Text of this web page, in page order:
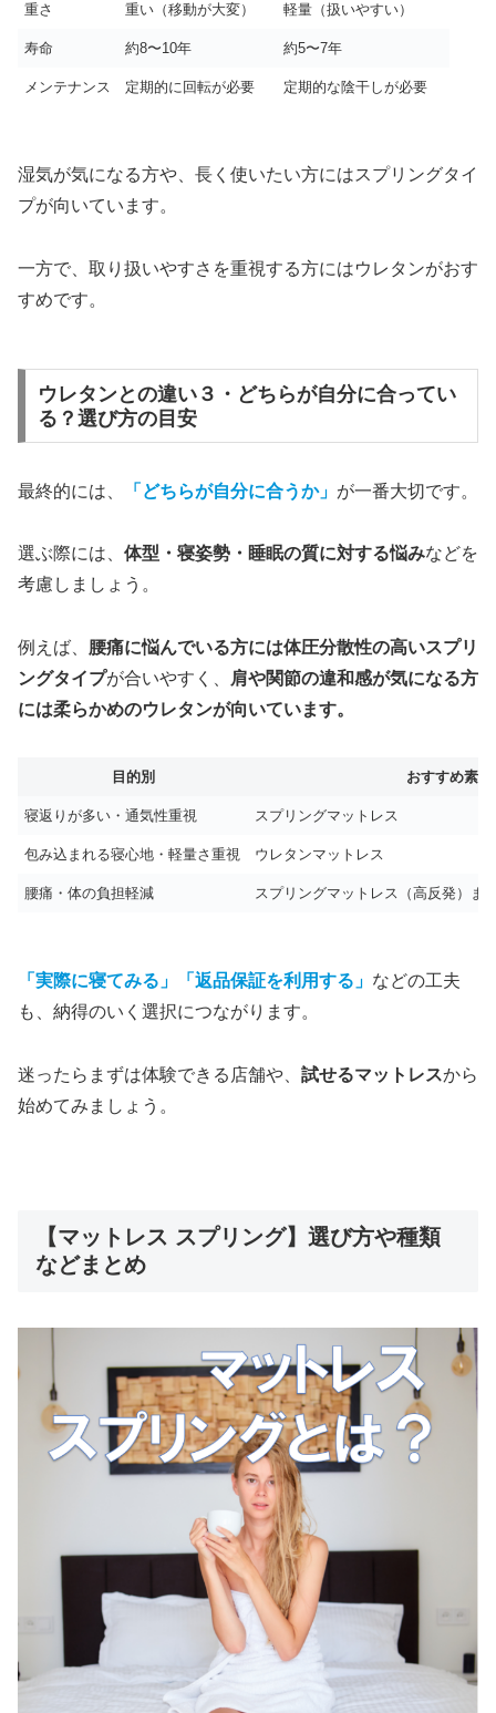
重さ 重い（移動が大変） 軽量（扱いやすい）
寿命 約8〜10年 約5〜7年
メンテナンス 定期的に回転が必要 定期的な陰干しが必要
湿気が気になる方や、長く使いたい方にはスプリングタイ
プが向いています。
一方で、取り扱いやすさを重視する方にはウレタンがおす
すめです。
ウレタンとの違い３・どちらが自分に合ってい
る？選び方の目安
最終的には、 「 どちらが自分に合うか」 が一番大切です。
選ぶ際には、 体型・寝姿勢・睡眠の質に対する悩みなどを
考慮しましょう。
例えば、 腰痛に悩んでいる方には体圧分散性の高いスプリ
ングタイプが合いやすく、
肩や関節の違和感が気になる方
には柔らかめのウレタンが向いています。
目的別 おすすめ素材
寝返りが多い・通気性重視 スプリングマットレス
包み込まれる寝心地・軽量さ重視 ウレタンマットレス
腰痛・体の負担軽減 スプリングマットレス（高反発）ま
「実際に寝てみる」「返品保証を利用する」 などの工夫
も、納得のいく選択につながります。
迷ったらまずは体験できる店舗や、 試せるマットレスから
始めてみましょう。
【マットレス スプリング】選び方や種類
などまとめ